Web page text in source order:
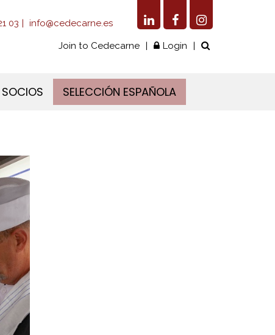
03 info@cedecarne.es
Join to Cedecarne Login
SELECCIÓN ESPAÑOLA